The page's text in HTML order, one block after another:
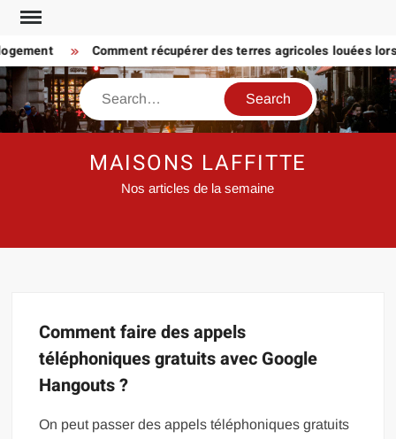
Skip
content
Comment récupérer des terres agricoles louées
Search
MAISONS LAFFITTE
Nos articles de la semaine
Comment faire des appels
téléphoniques gratuits avec Google
Hangouts ?
On peut passer des appels téléphoniques gratuits